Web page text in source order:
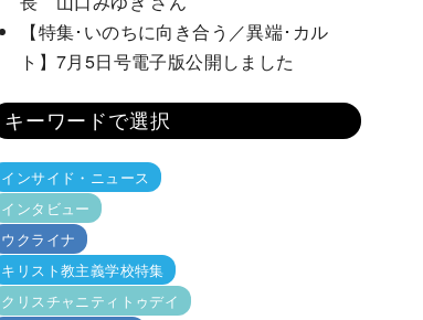
【特集･いのちに向き合う／異端･カル
ト】7月5日号電子版公開しました
キーワードで選択
インサイド・ニュース
インタビュー
ウクライナ
キリスト教主義学校特集
クリスチャニティトゥデイ